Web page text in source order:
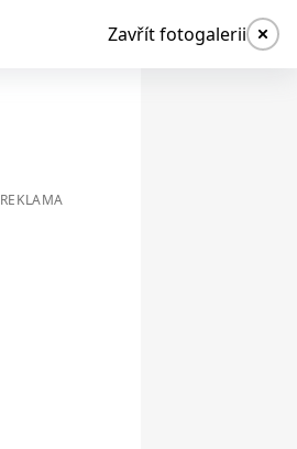
Zavřít fotogalerii
REKLAMA